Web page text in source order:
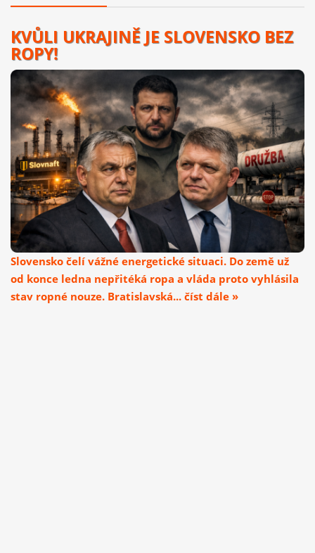
KVŮLI UKRAJINĚ JE SLOVENSKO BEZ
ROPY!
Slovensko čelí vážné energetické situaci. Do země už
od konce ledna nepřitéká ropa a vláda proto vyhlásila
stav ropné nouze. Bratislavská... číst dále »